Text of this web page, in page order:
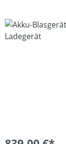
Bildergalerie